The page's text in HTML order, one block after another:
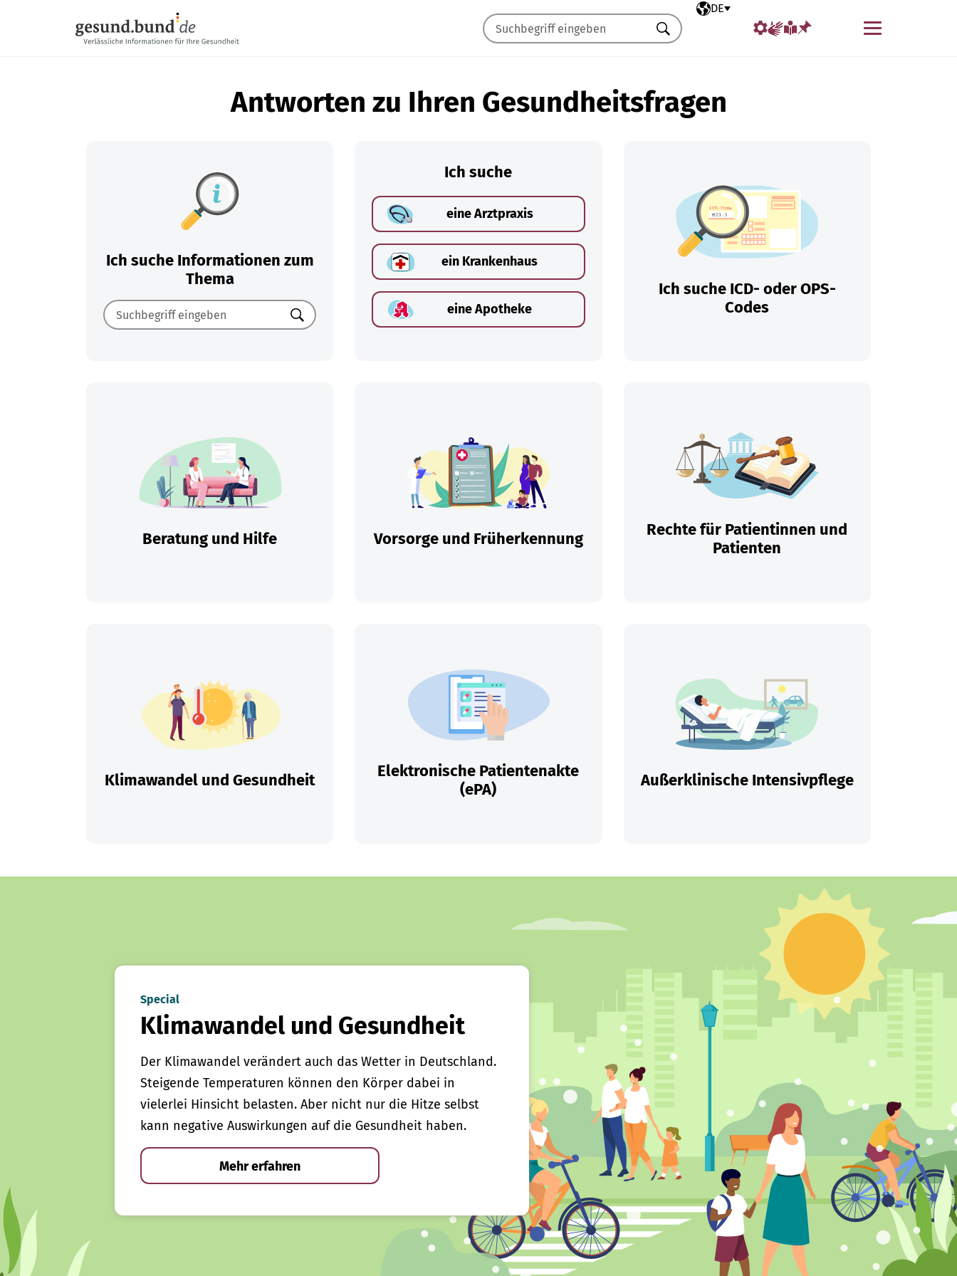
Ausgewählte Sprache
DE
Menü
Suchen
Antworten zu Ihren Gesundheitsfragen
Ich suche Informationen zum
Thema
Suchen
Ich suche
eine Arztpraxis
ein Krankenhaus
eine Apotheke
Ich suche ICD- oder OPS-
Codes
Beratung und Hilfe Vorsorge und Früherkennung
Rechte für Patientinnen und
Patienten
Klimawandel und Gesundheit
Elektronische Patientenakte
(ePA)
Außerklinische Intensivpflege
Special
Klimawandel und Gesundheit
Der Klimawandel verändert auch das Wetter in Deutschland.
Steigende Temperaturen können den Körper dabei in
vielerlei Hinsicht belasten. Aber nicht nur die Hitze selbst
kann negative Auswirkungen auf die Gesundheit haben.
Mehr erfahren